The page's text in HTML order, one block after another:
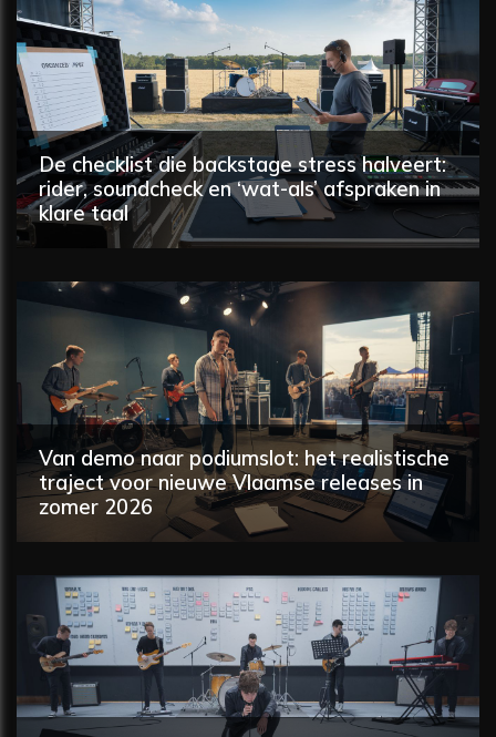
De checklist die backstage stress halveert:
rider, soundcheck en ‘wat-als’ afspraken in
klare taal
Van demo naar podiumslot: het realistische
traject voor nieuwe Vlaamse releases in
zomer 2026